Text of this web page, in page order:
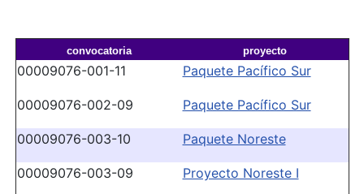
convocatoria proyecto
00009076-001-11 Paquete Pacífico Sur
00009076-002-09 Paquete Pacífico Sur
00009076-003-10 Paquete Noreste
00009076-003-09 Proyecto Noreste I